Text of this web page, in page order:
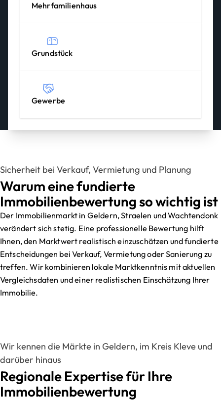
Mehrfamilienhaus
Grundstück
Gewerbe
Sicherheit bei Verkauf, Vermietung und Planung
Warum eine fundierte
Immobilienbewertung so wichtig ist
Der Immobilienmarkt in Geldern, Straelen und Wachtendonk
verändert sich stetig. Eine professionelle Bewertung hilft
Ihnen, den Marktwert realistisch einzuschätzen und fundierte
Entscheidungen bei Verkauf, Vermietung oder Sanierung zu
treffen. Wir kombinieren lokale Marktkenntnis mit aktuellen
Vergleichsdaten und einer realistischen Einschätzung Ihrer
Immobilie.
Wir kennen die Märkte in Geldern, im Kreis Kleve und
darüber hinaus
Regionale Expertise für Ihre
Immobilienbewertung